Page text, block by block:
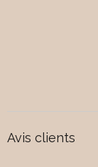
Avis clients